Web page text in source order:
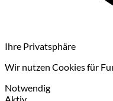
Ihre Privatsphäre
Wir nutzen Cookies für
Notwendig